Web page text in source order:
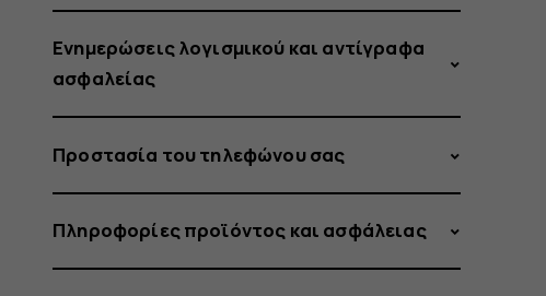
Ενημερώσεις λογισμικού και αντίγραφα
ασφαλείας
Προστασία του τηλεφώνου σας
Πληροφορίες προϊόντος και ασφάλειας